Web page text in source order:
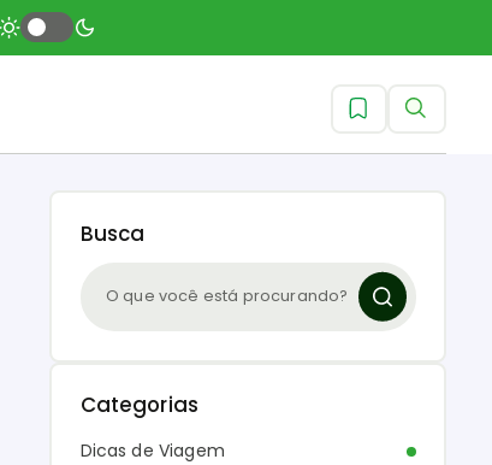
Busca
Categorias
Dicas de Viagem